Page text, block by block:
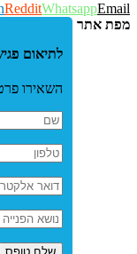
RedditWhatsappEmail
לתיאום
השאירו
מפת אתר